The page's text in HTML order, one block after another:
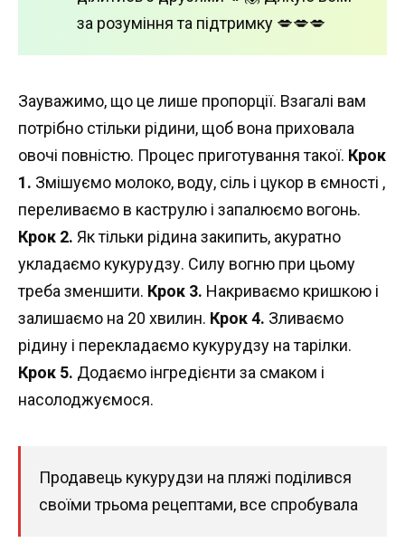
за розуміння та підтримку 💋💋💋
Зауважимо, що це лише пропорції. Взагалі вам
потрібно стільки рідини, щоб вона приховала
овочі повністю. Процес приготування такої. Крок
1. Змішуємо молоко, воду, сіль і цукор в ємності ,
переливаємо в каструлю і запалюємо вогонь.
Крок 2. Як тільки рідина закипить, акуратно
укладаємо кукурудзу. Силу вогню при цьому
треба зменшити. Крок 3. Накриваємо кришкою і
залишаємо на 20 хвилин. Крок 4. Зливаємо
рідину і перекладаємо кукурудзу на тарілки.
Крок 5. Додаємо інгредієнти за смаком і
насолоджуємося.
Продавець кукурудзи на пляжі поділився
своїми трьома рецептами, все спробувала